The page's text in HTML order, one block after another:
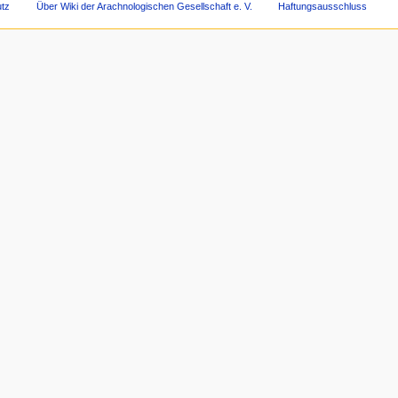
Über Wiki der Arachnologischen Gesellschaft e. V. Haftungsausschluss